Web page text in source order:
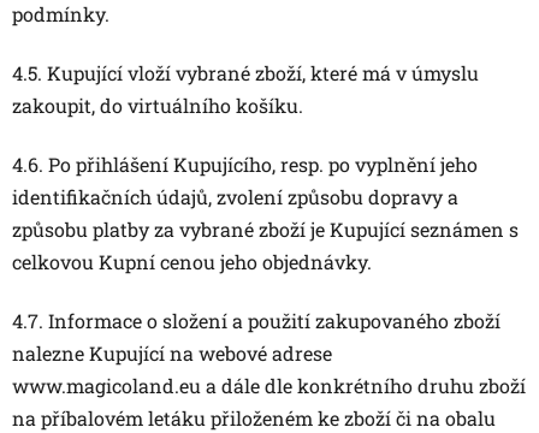
podmínky.
4.5. Kupující vloží vybrané zboží, které má v úmyslu
zakoupit, do virtuálního košíku.
4.6. Po přihlášení Kupujícího, resp. po vyplnění jeho
identifikačních údajů, zvolení způsobu dopravy a
způsobu platby za vybrané zboží je Kupující seznámen s
celkovou Kupní cenou jeho objednávky.
4.7. Informace o složení a použití zakupovaného zboží
nalezne Kupující na webové adrese
www.magicoland.eu a dále dle konkrétního druhu zboží
na příbalovém letáku přiloženém ke zboží či na obalu